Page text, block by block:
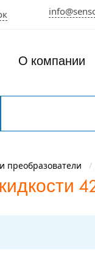
О компании
преобразователи